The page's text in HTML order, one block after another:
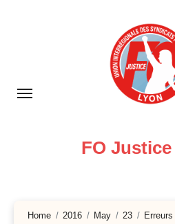
FO
Home 2016 May 23